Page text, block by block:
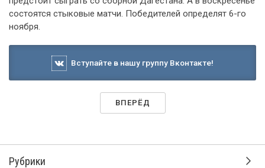
состоятся стыковые матчи. Победителей определят 6-го
ноября.
Вступайте в нашу группу Вконтакте!
ВПЕРЁД
Рубрики